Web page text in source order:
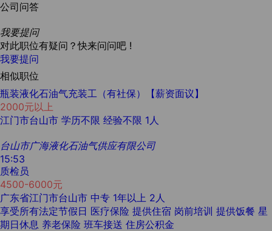
公司问答
我要提问
对此职位有疑问？快来问问吧 !
我要提问
相似职位
瓶装液化石油气充装工（有社保）【薪资面议】
2000元以上
江门市台山市 学历不限 经验不限 1人
台山市广海液化石油气供应有限公司
15:53
质检员
4500-6000元
广东省江门市台山市 中专 1年以上 2人
享受所有法定节假日 医疗保险 提供住宿 岗前培训 提供饭餐 星
期日休息 养老保险 班车接送 住房公积金